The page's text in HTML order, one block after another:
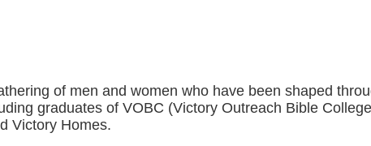
of men and women who have been shaped
graduates of VOBC (Victory Outreach Bible
Victory Homes.